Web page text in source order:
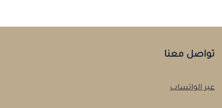
تواصل معنا
عبر الواتساب